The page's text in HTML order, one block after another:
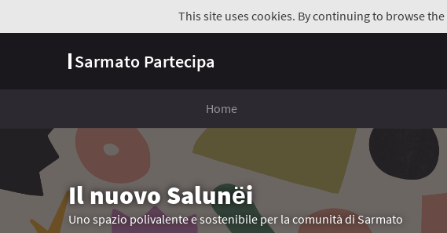
This site uses cookies. By continuing to browse
Sarmato Partecipa
Home
Il nuovo Salunёi
Uno spazio polivalente e sostenibile per la comunità di Sarmato